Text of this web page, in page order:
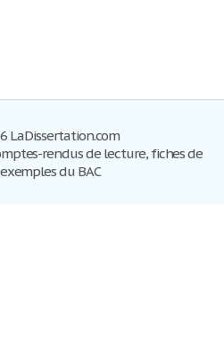
LaDissertation.com
rendus de lecture, fiches de
du BAC